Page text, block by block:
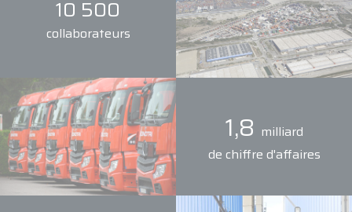
10 500
collaborateurs
1,8 milliard
de chiffre d'affaires